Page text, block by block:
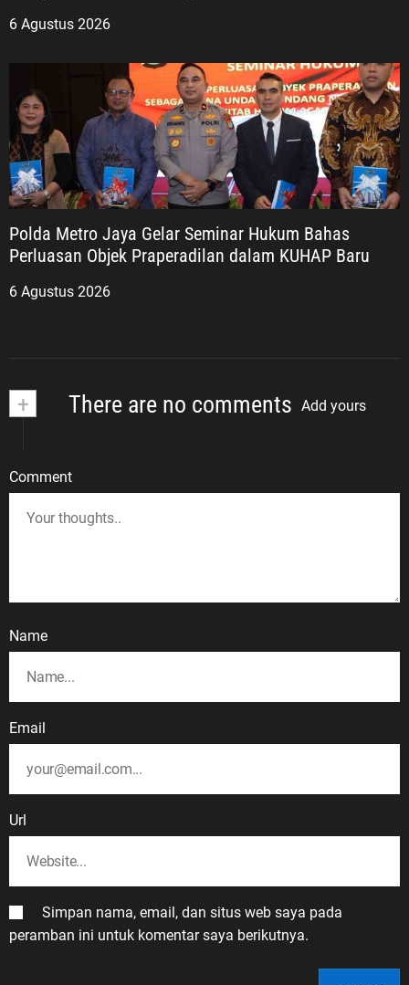
6 Agustus 2026
Polda Metro Jaya Gelar Seminar Hukum Bahas
Perluasan Objek Praperadilan dalam KUHAP Baru
6 Agustus 2026
+ There are no comments Add yours
Comment
Name
Email
Url
Simpan nama, email, dan situs web saya pada
peramban ini untuk komentar saya berikutnya.